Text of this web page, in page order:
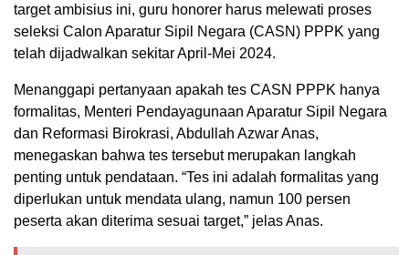
target ambisius ini, guru honorer harus melewati proses
seleksi Calon Aparatur Sipil Negara (CASN) PPPK yang
telah dijadwalkan sekitar April-Mei 2024.
Menanggapi pertanyaan apakah tes CASN PPPK hanya
formalitas, Menteri Pendayagunaan Aparatur Sipil Negara
dan Reformasi Birokrasi, Abdullah Azwar Anas,
menegaskan bahwa tes tersebut merupakan langkah
penting untuk pendataan. “Tes ini adalah formalitas yang
diperlukan untuk mendata ulang, namun 100 persen
peserta akan diterima sesuai target,” jelas Anas.